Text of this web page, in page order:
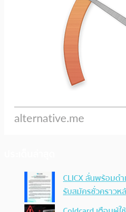
CLICX ลั่นพร้อมด
รับสมัครชั่วคราว